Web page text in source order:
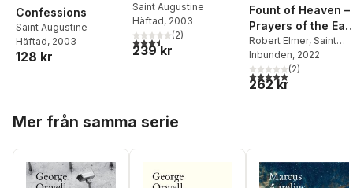
Confessions
Saint Augustine
Häftad, 2003
128 kr
Saint Augustine
Häftad, 2003
3,5utav 5 stjärnor. Totalt antal röster:
(2)
239 kr
Fount of Heaven –
Prayers of the
Church
Robert Elmer, Saint
Augustine ,John
Chrysostom
The Great
Inbunden, 2022
5,0utav 5 stjärnor.
(2)
262 kr
Mer från samma serie